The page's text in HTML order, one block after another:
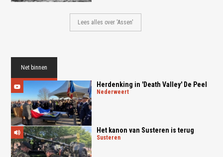
Lees alles over 'Assen'
Net binnen
Herdenking in 'Death Valley' De Peel
nederweert
Het kanon van Susteren is terug
susteren